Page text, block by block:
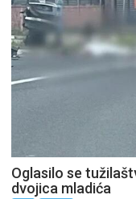
Oglasilo se
dvojica mladića